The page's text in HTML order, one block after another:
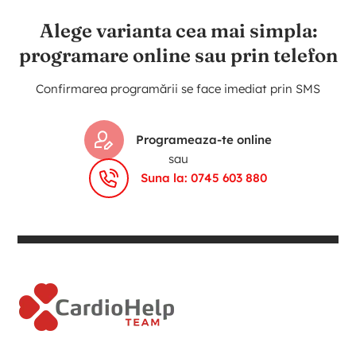
Alege varianta cea mai simpla:
programare online sau prin telefon
Confirmarea programării se face imediat prin SMS
Programeaza-te online
sau
Suna la: 0745 603 880